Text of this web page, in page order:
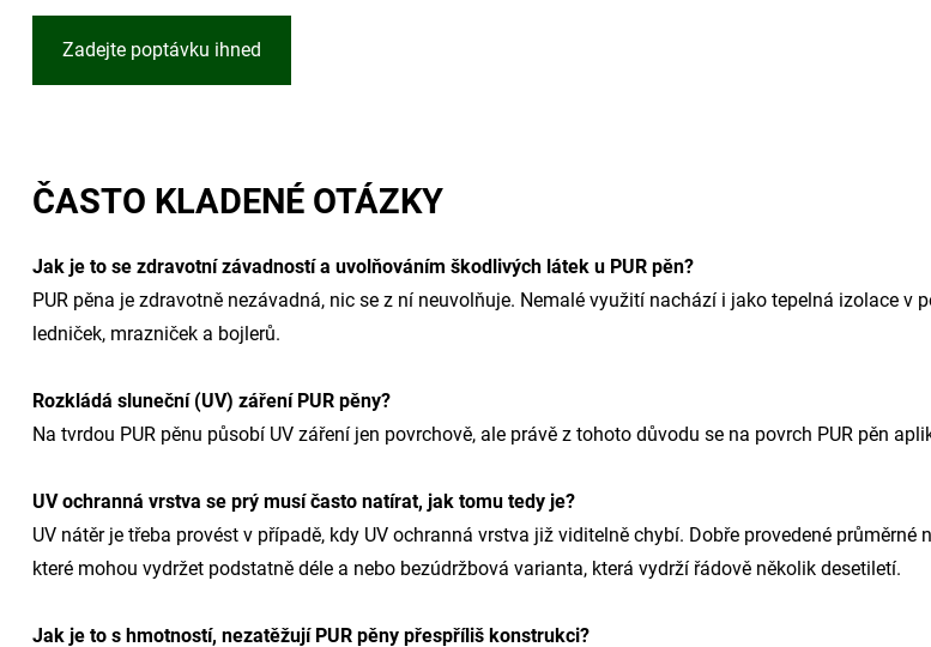
Zadejte poptávku ihned
ČASTO KLADENÉ OTÁZKY
Jak je to se zdravotní závadností a uvolňováním škodlivých látek u PUR pěn?
PUR pěna je zdravotně nezávadná, nic se z ní neuvolňuje. Nemalé využití nachází i jako tepelná izolace
ledniček, mrazniček a bojlerů.
Rozkládá sluneční (UV) záření PUR pěny?
Na tvrdou PUR pěnu působí UV záření jen povrchově, ale právě z tohoto důvodu se na povrch PUR pěn
UV ochranná vrstva se prý musí často natírat, jak tomu tedy je?
UV nátěr je třeba provést v případě, kdy UV ochranná vrstva již viditelně chybí. Dobře provedené
které mohou vydržet podstatně déle a nebo bezúdržbová varianta, která vydrží řádově několik desetiletí.
Jak je to s hmotností, nezatěžují PUR pěny přespříliš konstrukci?